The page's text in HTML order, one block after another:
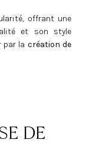
offrant une
et son style
par la création de
DE